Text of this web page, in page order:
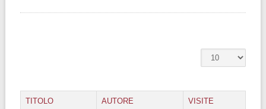
TITOLO AUTORE VISITE